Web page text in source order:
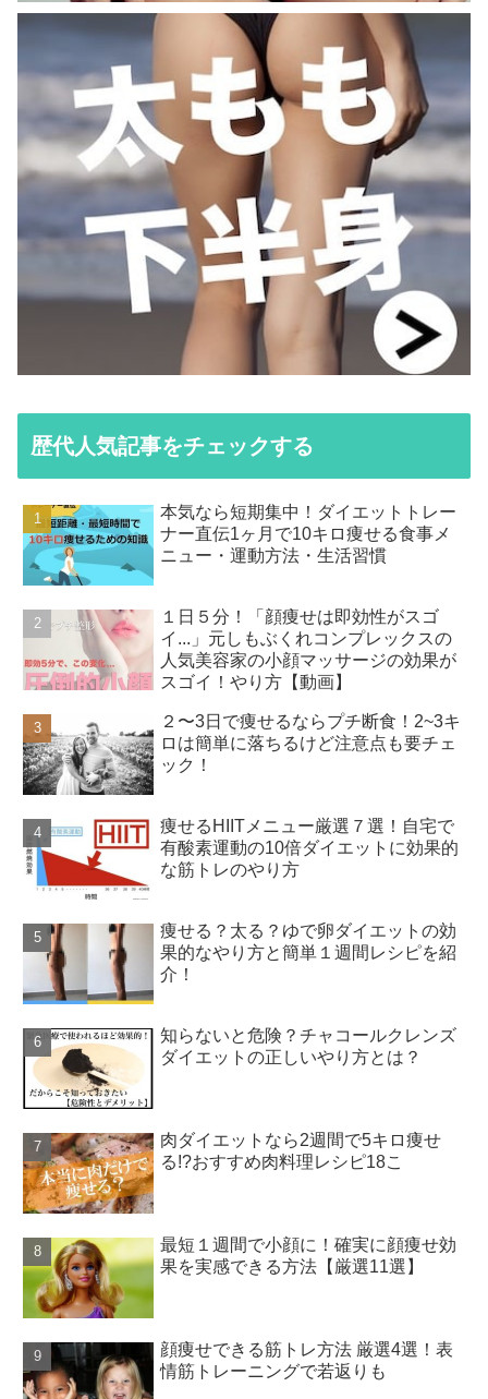
歴代人気記事をチェックする
本気なら短期集中！ダイエットトレー
ナー直伝1ヶ月で10キロ痩せる食事メ
ニュー・運動方法・生活習慣
１日５分！「顔痩せは即効性がスゴ
イ...」元しもぶくれコンプレックスの
人気美容家の小顔マッサージの効果が
スゴイ！やり方【動画】
２〜3日で痩せるならプチ断食！2~3キ
ロは簡単に落ちるけど注意点も要チェ
ック！
痩せるHIITメニュー厳選７選！自宅で
有酸素運動の10倍ダイエットに効果的
な筋トレのやり方
痩せる？太る？ゆで卵ダイエットの効
果的なやり方と簡単１週間レシピを紹
介！
知らないと危険？チャコールクレンズ
ダイエットの正しいやり方とは？
肉ダイエットなら2週間で5キロ痩せ
る!?おすすめ肉料理レシピ18こ
最短１週間で小顔に！確実に顔痩せ効
果を実感できる方法【厳選11選】
顔痩せできる筋トレ方法 厳選4選！表
情筋トレーニングで若返りも